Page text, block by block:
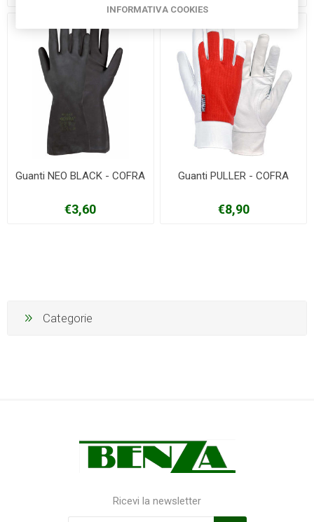
Guanti NEO BLACK - COFRA
€3,60
Guanti PULLER - COFRA
€8,90
Categorie
Ricevi la newsletter
INFORMATIVA COOKIES